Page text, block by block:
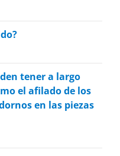
tener a largo
el afilado de los
en las piezas